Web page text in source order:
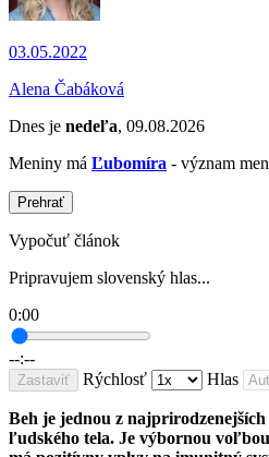
03.05.2022
Alena Čabáková
Dnes je nedeľa, 09.08.2026
Meniny má Ľubomíra - význam
Prehrať
Vypočuť článok
Pripravujem slovenský hlas...
0:00
--:--
Zastaviť Rýchlosť Hlas
Beh je jednou z
ľudského tela. Je výbornou